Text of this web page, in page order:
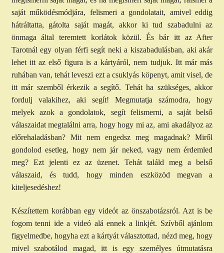
saját működésmódjára, felismeri a gondolatait, amivel eddig
hátráltatta, gátolta saját magát, akkor ki tud szabadulni az
önmaga által teremtett korlátok közül. És bár itt az After
Tarotnál egy olyan férfi segít neki a kiszabadulásban, aki akár
lehet itt az első figura is a kártyáról, nem tudjuk. Itt már más
ruhában van, tehát leveszi ezt a csuklyás köpenyt, amit visel, de
itt már szemből érkezik a segítő. Tehát ha szükséges, akkor
fordulj valakihez, aki segít! Megmutatja számodra, hogy
melyek azok a gondolatok, segít felismerni, a saját belső
válaszaidat megtalálni arra, hogy hogy mi az, ami akadályoz az
előrehaladásban? Mit nem engedsz meg magadnak? Miről
gondolod esetleg, hogy nem jár neked, vagy nem érdemled
meg? Ezt jelenti ez az üzenet. Tehát találd meg a belső
válaszaid, és tudd, hogy minden eszközöd megvan a
kiteljesedéshez!
Készítettem korábban egy videót az önszabotázsról. Azt is be
fogom tenni ide a videó alá ennek a linkjét. Szívből ajánlom
figyelmedbe, hogyha ezt a kártyát választottad, nézd meg, hogy
mivel szabotálod magad, itt is egy személyes útmutatásra